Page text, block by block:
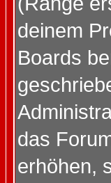
deinem
Boards
das
erhöhen,